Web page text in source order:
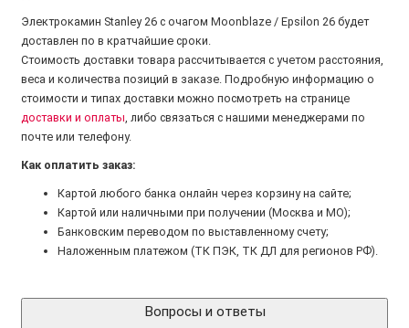
Электрокамин Stanley 26 с очагом Moonblaze / Epsilon 26 будет
доставлен по в кратчайшие сроки.
Стоимость доставки товара рассчитывается с учетом расстояния,
веса и количества позиций в заказе. Подробную информацию о
стоимости и типах доставки можно посмотреть на странице
доставки и оплаты, либо связаться с нашими менеджерами по
почте или телефону.
Как оплатить заказ:
Картой любого банка онлайн через корзину на сайте;
Картой или наличными при получении (Москва и МО);
Банковским переводом по выставленному счету;
Наложенным платежом (ТК ПЭК, ТК ДЛ для регионов РФ).
Вопросы и ответы